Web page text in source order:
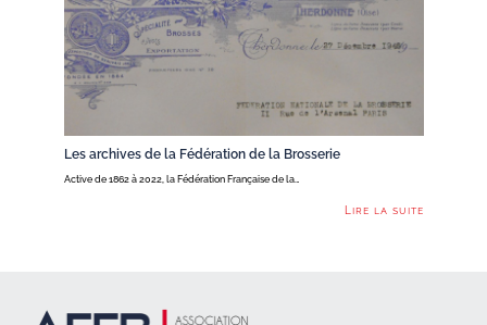
Les archives de la Fédération de la Brosserie
Active de 1862 à 2022, la Fédération Française de la…
Lire la suite